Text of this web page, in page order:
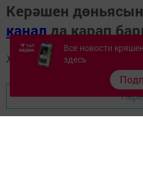
Керәшен
каналда карап
Хәбәрләрегезне89172509795
Все новости
здесь